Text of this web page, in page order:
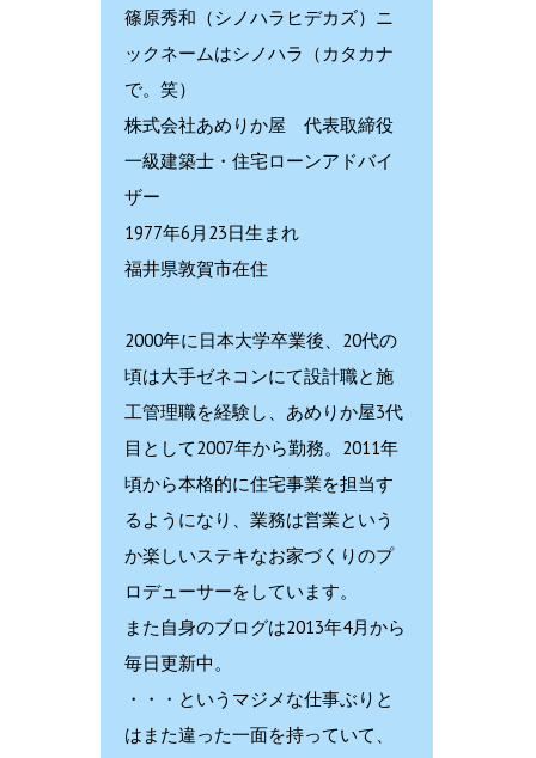
篠原秀和（シノハラヒデカズ）ニ
ックネームはシノハラ（カタカナ
で。笑）
株式会社あめりか屋 代表取締役
一級建築士・住宅ローンアドバイ
ザー
1977年6月23日生まれ
福井県敦賀市在住
2000年に日本大学卒業後、20代の
頃は大手ゼネコンにて設計職と施
工管理職を経験し、あめりか屋3代
目として2007年から勤務。2011年
頃から本格的に住宅事業を担当す
るようになり、業務は営業という
か楽しいステキなお家づくりのプ
ロデューサーをしています。
また自身のブログは2013年4月から
毎日更新中。
・・・というマジメな仕事ぶりと
はまた違った一面を持っていて、